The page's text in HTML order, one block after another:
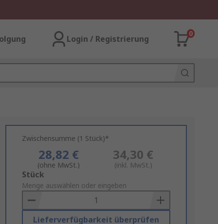
Login / Registrierung
0
Zwischensumme (1 Stück)*
28,82 €
(ohne MwSt.)
34,30 €
(inkl. MwSt.)
Add
to
Basket
Stück
Menge auswählen oder eingeben
Lieferverfügbarkeit überprüfen